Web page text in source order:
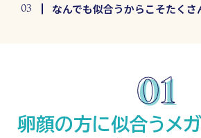
なんでも似合うからこそたくさ
卵顔の方に似合うメ